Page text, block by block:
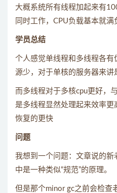
大概系统所有线程加起来有
同时工作，CPU负载基本就满
学员总结
个人感觉单线程和多线程各有
源少，对于单核的服务器来讲
而多线程对于多核cpu更好，
是多线程显然处理起来效率
恢复的更快
问题
我想到一个问题：文章说的
中是一种类似“规范”的原理。
但是那个minor gc之前会检查